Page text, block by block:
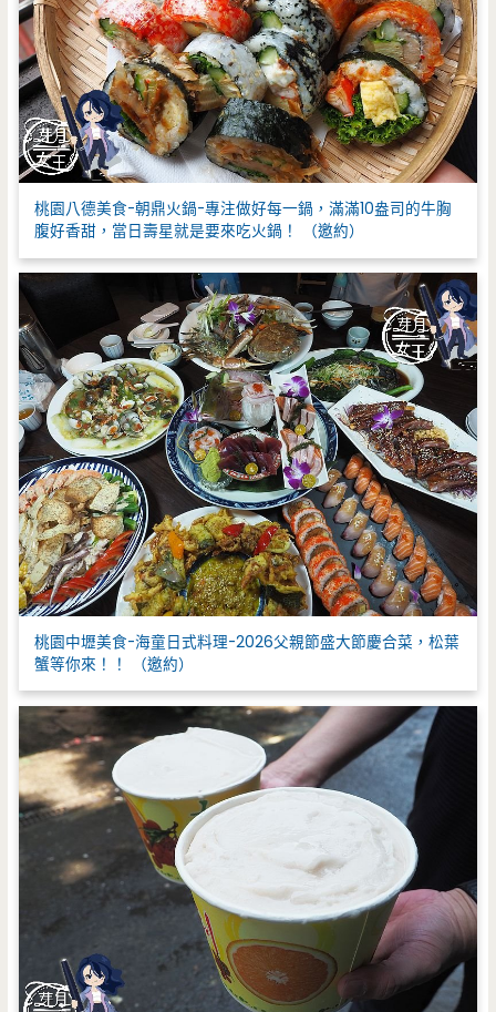
桃園八德美食-朝鼎火鍋-專注做好每一鍋，滿滿10盎司的牛胸
腹好香甜，當日壽星就是要來吃火鍋！ （邀約）
桃園中壢美食-海童日式料理-2026父親節盛大節慶合菜，松葉
蟹等你來！！ （邀約）